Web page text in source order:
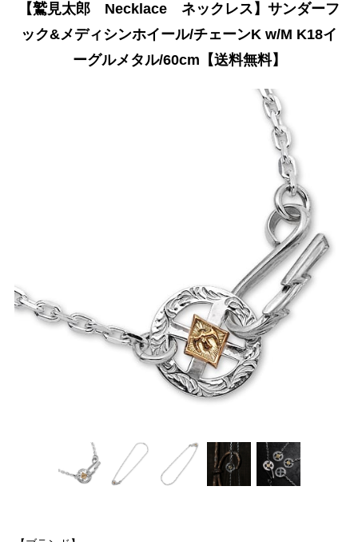
【鷲見太郎 Necklace ネックレス】サンダーフ
ック&メディシンホイール/チェーンK w/M K18イ
ーグルメタル/60cm【送料無料】